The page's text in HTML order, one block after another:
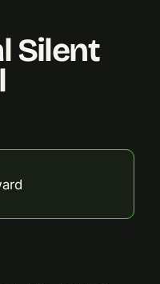
Silent